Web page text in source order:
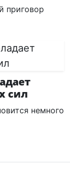
приговор
сил
немного